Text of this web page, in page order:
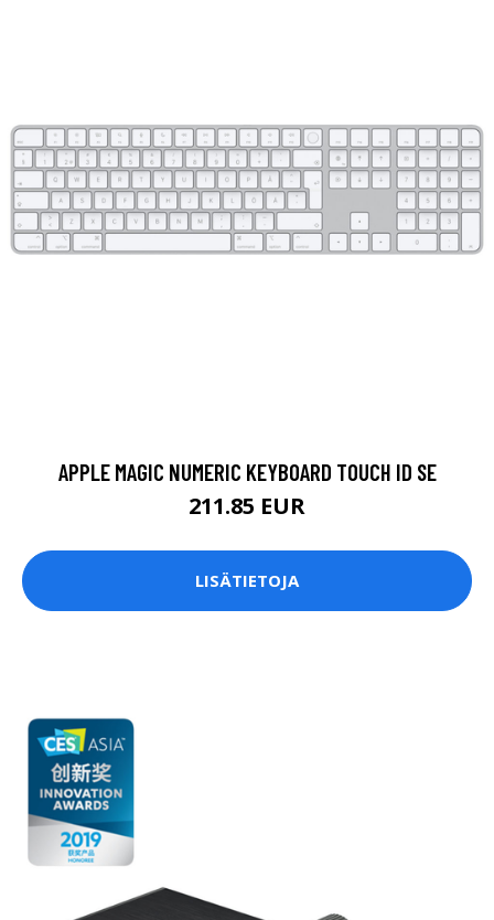
APPLE MAGIC NUMERIC KEYBOARD TOUCH ID SE
211.85 EUR
LISÄTIETOJA